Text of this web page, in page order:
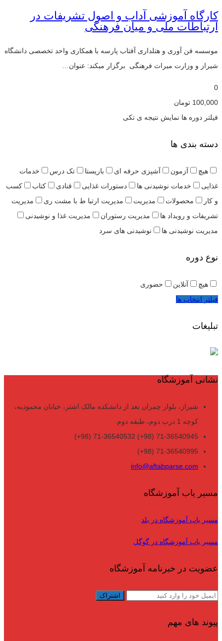
کارگاه آموزشی آداب و اصول تشریفات در
ارتباطات ملی و میان فرهنگی
موسسه فن آوری و هتلداری آفتاب پارسه با همکاری واحد تخصصی دانشگاه
شیراز و وزارت میراث فرهنگی برگزار میکند: عنوان…
0
100,000 تومان
فیلتر دوره ها نمایش نتیجه ی تکی
دسته بندی ها
هیچ آزمون آشپزی حرفه ای باریستا تک درس
خدمات
غذایی
خدمات نوشیدنی ها دستورات غذایی قنادی کتاب
کسب
و کار
محصولات مدیریت مدیریت ارتبا ط با مشت ری
مدیریت
تشریفات و رویداد ها
مدیریت رستوران
مدیریت غذا و نوشیدنی
مدیریت نوشیدنی ها
نوشیدنی های سرد
نوع دوره
هیچ آنلاین
حضوری
فیلتر انتخاب ها
تبلیغات
نشانی آموزشگاه
شیراز، بلوار چمران بعد از دانشکده مالک اشتر، خیابان محمودیه،
کوچه 1 درب دوم، طبقه دوم
71-36540945 (98+) 71-36540532 (98+)
71-36540995 (98+)
info@aftabparse.com
مسیر یاب آموزشگاه
مسیر یاب آموزشگاه در بلد
مسیر یاب آموزشگاه در گوگل
عضویت در خبرنامه آموزشگاه
پیوند های مهم